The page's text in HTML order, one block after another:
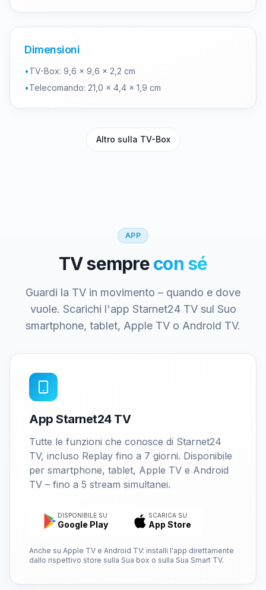
Dimensioni
•TV-Box: 9,6 × 9,6 × 2,2 cm
•Telecomando: 21,0 × 4,4 × 1,9 cm
Altro sulla TV-Box
APP
TV sempre con sé
Guardi la TV in movimento – quando e dove
vuole. Scarichi l'app Starnet24 TV sul Suo
smartphone, tablet, Apple TV o Android TV.
App Starnet24 TV
Tutte le funzioni che conosce di Starnet24
TV, incluso Replay fino a 7 giorni. Disponibile
per smartphone, tablet, Apple TV e Android
TV – fino a 5 stream simultanei.
DISPONIBILE SU
Google Play
SCARICA SU
App Store
Anche su Apple TV e Android TV: installi l'app direttamente
dallo rispettivo store sulla Sua box o sulla Sua Smart TV.